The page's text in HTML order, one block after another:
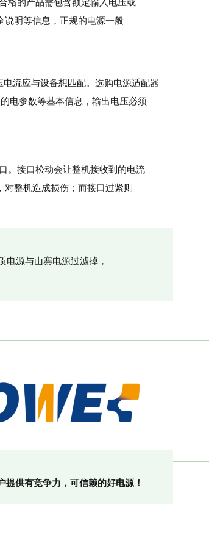
格的产品需包含额定输入电压或
说明等信息，正规的电源一般
流应与设备想匹配。选购电源适配器
电参数等基本信息，输出电压必须
。接口松动会让整机接收到的电流
整机造成损伤；而接口过紧则
电源与山寨电源过滤掉，
提供有竞争力，可信赖的好电源！